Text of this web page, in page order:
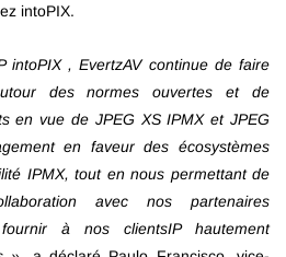
intoPIX.
, EvertzAV continue de faire
des normes ouvertes et de
en vue de JPEG XS IPMX et JPEG
en faveur des écosystèmes
IPMX, tout en nous permettant de
avec nos partenaires
à nos clientsIP hautement